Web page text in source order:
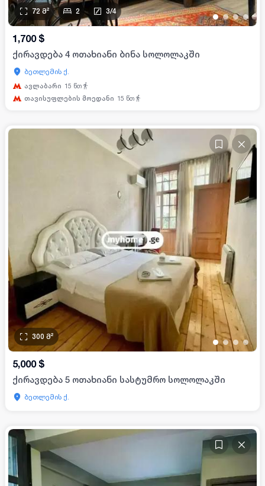
••••
72 მ² 2 3/4
1,700 $
ქირავდება 4 ოთახიანი ბინა სოლოლაკში
ბეთლემის ქ.
ავლაბარი 15 წთ
თავისუფლების მოედანი 15 წთ
••• •
300 მ²
5,000 $
ქირავდება 5 ოთახიანი სასტუმრო სოლოლაკში
ბეთლემის ქ.